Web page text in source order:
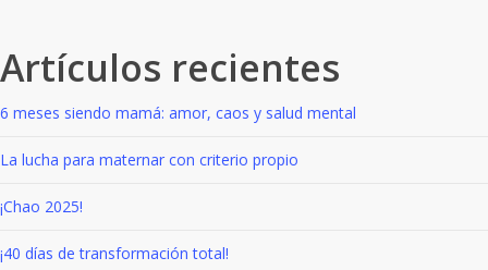
Artículos recientes
6 meses siendo mamá: amor, caos y salud mental
La lucha para maternar con criterio propio
¡Chao 2025!
¡40 días de transformación total!